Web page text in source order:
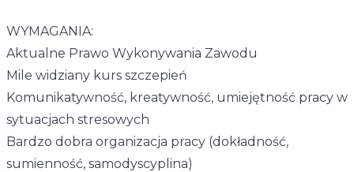
WYMAGANIA:
Aktualne Prawo Wykonywania Zawodu
Mile widziany kurs szczepień
Komunikatywność, kreatywność, umiejętność pracy w
sytuacjach stresowych
Bardzo dobra organizacja pracy (dokładność,
sumienność, samodyscyplina)